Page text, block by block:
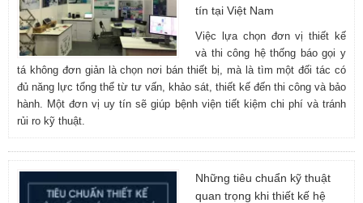
tín tại Việt Nam
Việc lựa chọn đơn vị thiết kế
và thi công hệ thống báo gọi y
tá không đơn giản là chọn nơi bán thiết bị, mà là tìm một đối tác có
đủ năng lực tổng thể từ tư vấn, khảo sát, thiết kế đến thi công và bảo
hành. Một đơn vị uy tín sẽ giúp bệnh viện tiết kiệm chi phí và tránh
rủi ro kỹ thuật.
Những tiêu chuẩn kỹ thuật
quan trọng khi thiết kế hệ